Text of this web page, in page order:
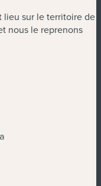
lieu sur le territoire de
nous le reprenons